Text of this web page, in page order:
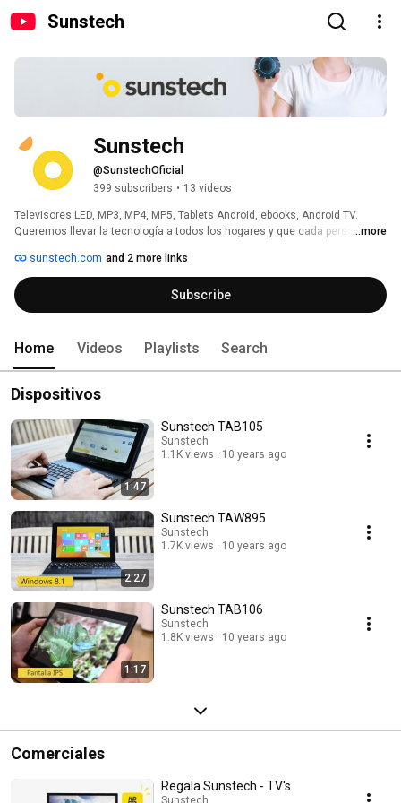
Sunstech
Sunstech
@SunstechOficial
399 subscribers • 13 videos
Televisores LED, MP3, MP4, MP5, Tablets Android, ebooks, Android TV.
Queremos llevar la tecnología a todos los hogares y que cada persona ...more
sunstech.com and 2 more links
Subscribe
Home Videos Playlists Search
Dispositivos
1:47
Sunstech TAB105
Sunstech
1.1K views
10 years ago
2:27
Sunstech TAW895
Sunstech
1.7K views
10 years ago
1:17
Sunstech TAB106
Sunstech
1.8K views
10 years ago
Comerciales
Regala Sunstech - TV's
Sunstech